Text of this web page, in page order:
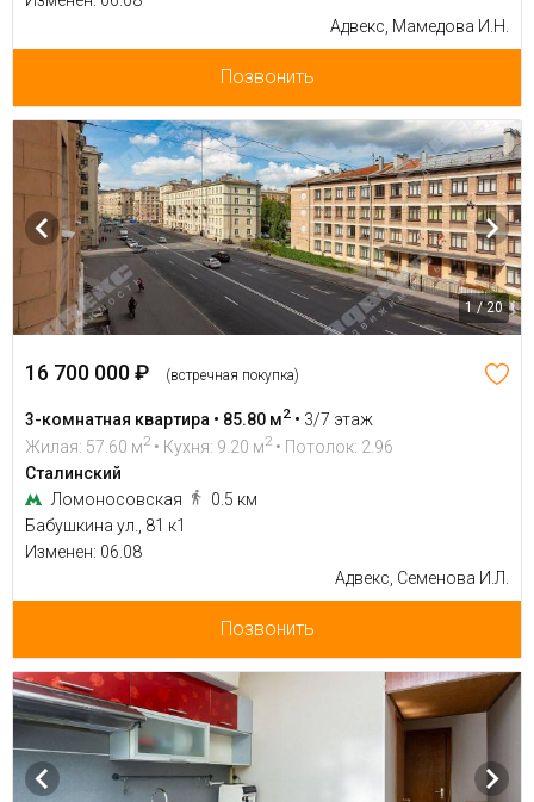
Адвекс, Мамедова И.Н.
Позвонить
1 / 20
16 700 000 ₽ (встречная покупка)
3-комнатная квартира • 85.80 м2 • 3/7 этаж
Жилая: 57.60 м2 • Кухня: 9.20 м2 • Потолок: 2.96
Сталинский
Ломоносовская
0.5 км
Бабушкина ул., 81 к1
Изменен: 06.08
Адвекс, Семенова И.Л.
Позвонить